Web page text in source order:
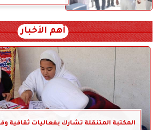
أهم الأخبار
المكتبة المتنقلة تشارك بفعاليات ثقافية